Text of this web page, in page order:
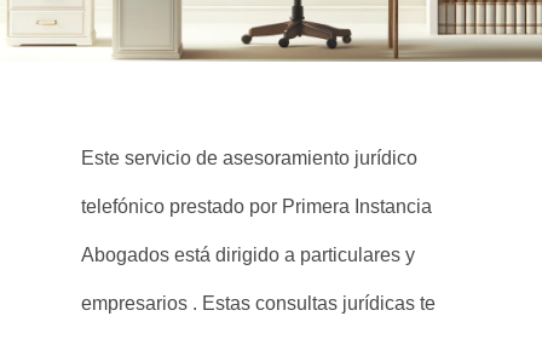
Este servicio de asesoramiento jurídico
telefónico prestado por Primera Instancia
Abogados está dirigido a particulares y
empresarios . Estas consultas jurídicas te